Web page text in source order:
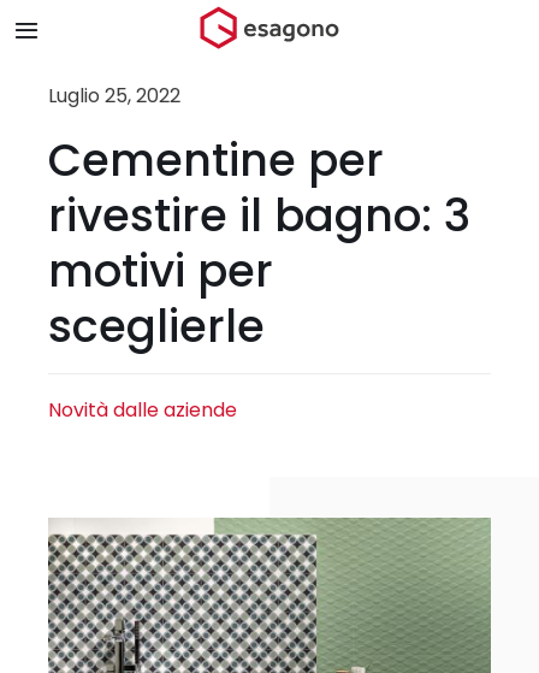
contenuto
Toggle
Navigation
Chi siamo
Prodotti & Brand
Store
Luglio 25, 2022
Cementine per
rivestire il bagno: 3
motivi per
sceglierle
Novità dalle aziende